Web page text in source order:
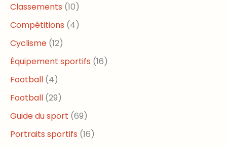
Classements (10)
Compétitions (4)
Cyclisme (12)
Équipement sportifs (16)
Football (4)
Football (29)
Guide du sport (69)
Portraits sportifs (16)